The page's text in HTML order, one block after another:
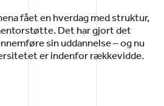
fået en hverdag med struktur,
Det har gjort det
sin uddannelse – og nu
er indenfor rækkevidde.